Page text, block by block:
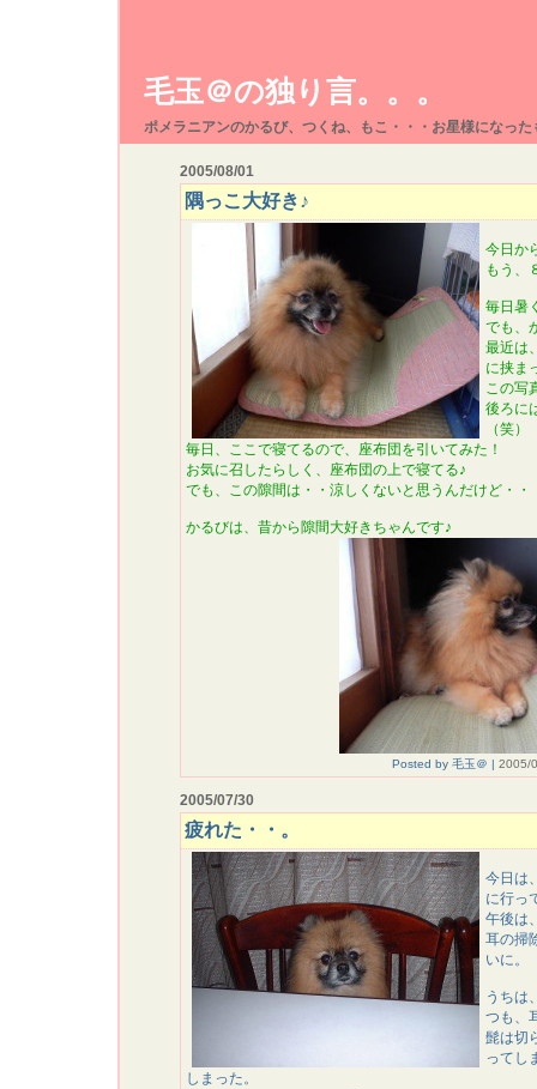
毛玉＠の独り言。。。
ポメラニアンのかるび、つくね、もこ・・・お星様になった
2005/08/01
隅っこ大好き♪
今日か
もう、
毎日暑
でも、
最近は
に挟ま
この写
後ろに
（笑）
毎日、ここで寝てるので、座布団を引いてみた！
お気に召したらしく、座布団の上で寝てる♪
でも、この隙間は・・涼しくないと思うんだけど・・
かるびは、昔から隙間大好きちゃんです♪
Posted by 毛玉＠ | 2005/
2005/07/30
疲れた・・。
今日は
に行っ
午後は
耳の掃
いに。
うちは
つも、
髭は切
ってし
しまった。